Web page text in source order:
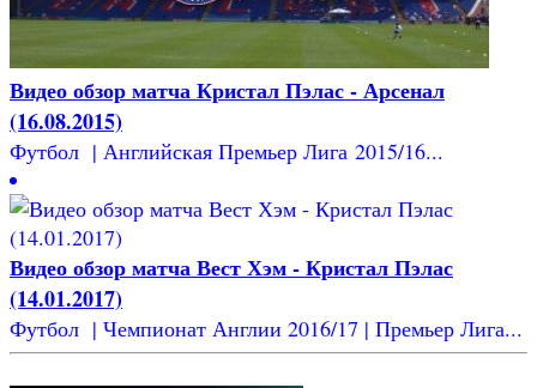
Видео обзор матча Кристал Пэлас - Арсенал
(16.08.2015)
Футбол | Английская Премьер Лига 2015/16...
Видео обзор матча Вест Хэм - Кристал Пэлас
(14.01.2017)
Футбол | Чемпионат Англии 2016/17 | Премьер Лига...